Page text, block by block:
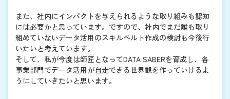
また、社内にインパクトを与えられるような取り組みも認知
には必要かと思っています。ですので、社内でまだ誰も取り
組めていないデータ活用のスキルベルト作成の検討も今後行
いたいと考えています。
そして、私が今度は師匠となってDATA SABERを育成し、各
事業部門でデータ活用が自走できる世界観を作っていけるよ
うにしていきたいと思います。